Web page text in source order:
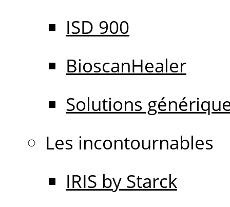
ISD 900
BioscanHealer
Solutions
Les incontournables
IRIS by Starck